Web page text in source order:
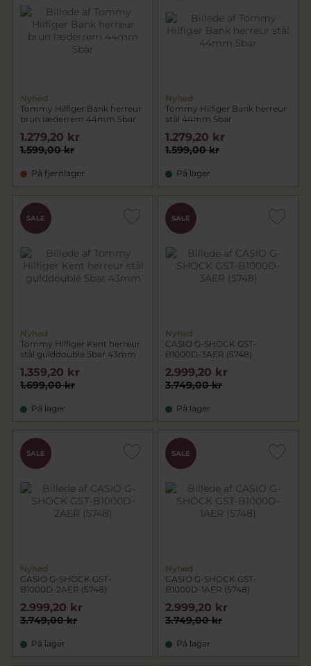
Nyhed
Tommy Hilfiger Bank herreur
brun læderrem 44mm 5bar
1.599,00 kr
1.279,20 kr
På fjernlager
Nyhed
Tommy Hilfiger Bank herreur
stål 44mm 5bar
1.599,00 kr
1.279,20 kr
På lager
SALE
Nyhed
Tommy Hilfiger Kent herreur
stål gulddoublé 5bar 43mm
1.699,00 kr
1.359,20 kr
På lager
SALE
Nyhed
CASIO G-SHOCK GST-
B1000D-3AER (5748)
3.749,00 kr
2.999,20 kr
På lager
SALE
Nyhed
CASIO G-SHOCK GST-
B1000D-2AER (5748)
3.749,00 kr
2.999,20 kr
På lager
SALE
Nyhed
CASIO G-SHOCK GST-
B1000D-1AER (5748)
3.749,00 kr
2.999,20 kr
På lager